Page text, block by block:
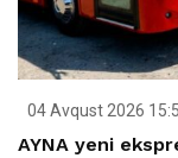
04 Avqust 2026
AYNA yeni